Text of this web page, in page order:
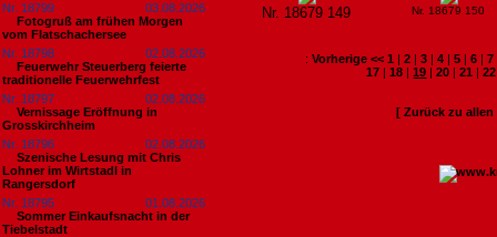
Nr. 18799
03.08.2026
Fotogruß am frühen Morgen
vom Flatschachersee
Nr. 18798
02.08.2026
Feuerwehr Steuerberg feierte
traditionelle Feuerwehrfest
Nr. 18797
02.08.2026
Vernissage Eröffnung in
Grosskirchheim
Nr. 18796
02.08.2026
Szenische Lesung mit Chris
Lohner im Wirtstadl in
Rangersdorf
Nr. 18795
01.08.2026
Sommer Einkaufsnacht in der
Tiebelstadt
Nr. 18679 149 Nr. 18679 150
: Vorherige << 1 | 2 | 3 | 4 | 5 | 6 | 7
17 |18 |19 |20 |21 |22
[ Zurück zu